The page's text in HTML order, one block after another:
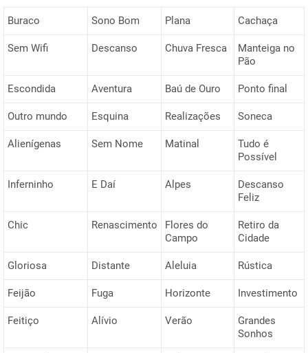
Buraco Sono Bom Plana Cachaça
Sem Wifi Descanso Chuva Fresca
Manteiga no
Pão
Escondida Aventura Baú de Ouro Ponto final
Outro mundo Esquina Realizações Soneca
Alienígenas Sem Nome Matinal
Tudo é
Possível
Inferninho E Daí Alpes
Descanso
Feliz
Chic Renascimento
Flores do
Campo
Retiro da
Cidade
Gloriosa Distante Aleluia Rústica
Feijão Fuga Horizonte Investimento
Feitiço Alívio Verão
Grandes
Sonhos